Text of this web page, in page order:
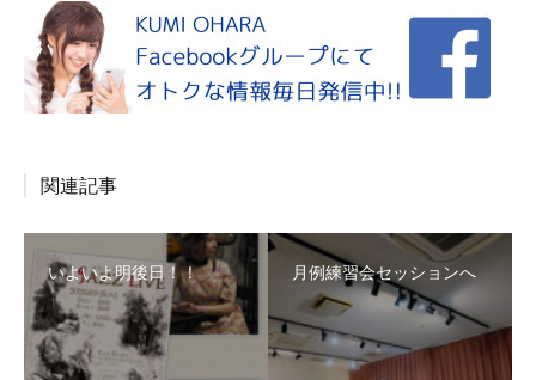
関連記事
いよいよ明後日！！ 月例練習会セッションへ